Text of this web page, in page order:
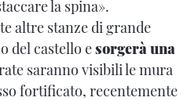
la spina».
altre stanze di grande
del castello esorgerà una
saranno visibili le mura
fortificato, recentemente